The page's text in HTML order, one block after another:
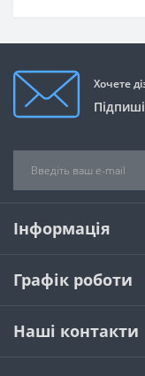
Хочете
Інформація
Графік роботи
Наші контакти